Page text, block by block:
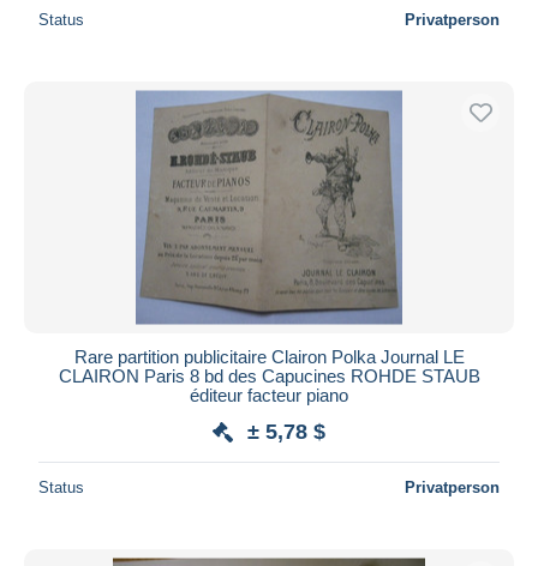
Status Privatperson
Rare partition publicitaire Clairon Polka Journal LE
CLAIRON Paris 8 bd des Capucines ROHDE STAUB
éditeur facteur piano
± 5,78 $
Status Privatperson